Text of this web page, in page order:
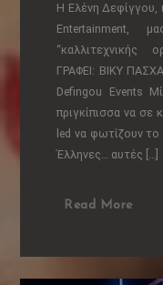
Η Ελένη Δεφίγγου,
Entertainment,
ΓΡΑΦΕΙ: ΒΙΚΥ
Defingou Events
πριγκίπισσα να σε
led να φωτίζουν
Έλληνες… αυτές […]
Read More